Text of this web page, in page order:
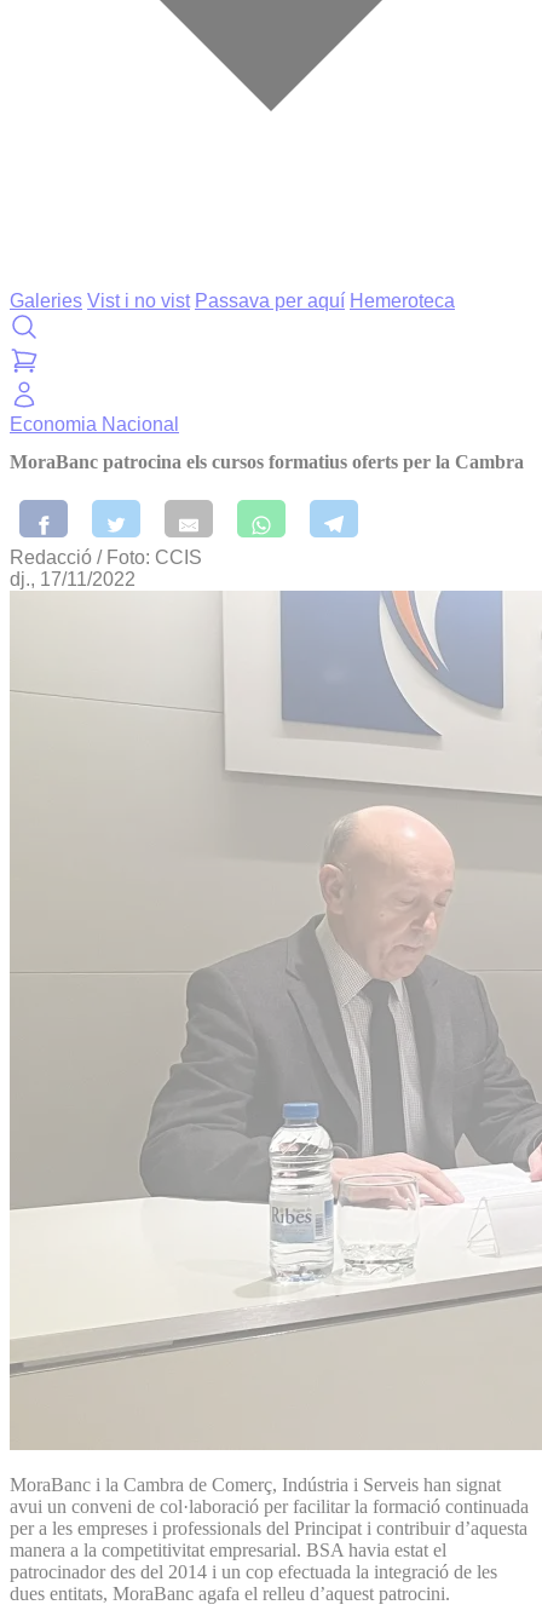
Galeries Vist i no vist Passava per aquí Hemeroteca
Economia Nacional
MoraBanc patrocina els cursos formatius oferts per la Cambra
Redacció / Foto: CCIS
dj., 17/11/2022
MoraBanc i la Cambra de Comerç, Indústria i Serveis han signat
avui un conveni de col·laboració per facilitar la formació continuada
per a les empreses i professionals del Principat i contribuir d’aquesta
manera a la competitivitat empresarial. BSA havia estat el
patrocinador des del 2014 i un cop efectuada la integració de les
dues entitats, MoraBanc agafa el relleu d’aquest patrocini.